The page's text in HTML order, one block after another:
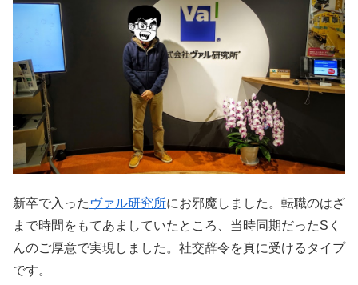
新卒で入った ヴァル研究所にお邪魔しました。転職のはざ
まで時間をもてあましていたところ、当時同期だったSく
んのご厚意で実現しました。社交辞令を真に受けるタイプ
です。